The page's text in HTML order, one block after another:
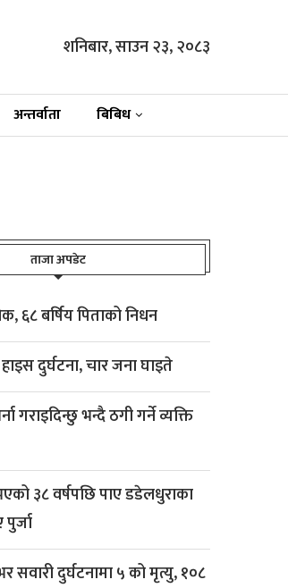
शनिबार, साउन २३, २०८३
अन्तर्वाता बिबिध
ताजा अपडेट
६८ बर्षिय पिताको निधन
हाइस दुर्घटना, चार जना घाइते
गराइदिन्छु भन्दै ठगी गर्ने व्यक्ति
३८ वर्षपछि पाए डडेलधुराका
सवारी दुर्घटनामा ५ को मृत्यु, १०८